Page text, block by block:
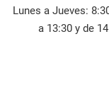
Lunes a Jueves:
a 13:30 y de